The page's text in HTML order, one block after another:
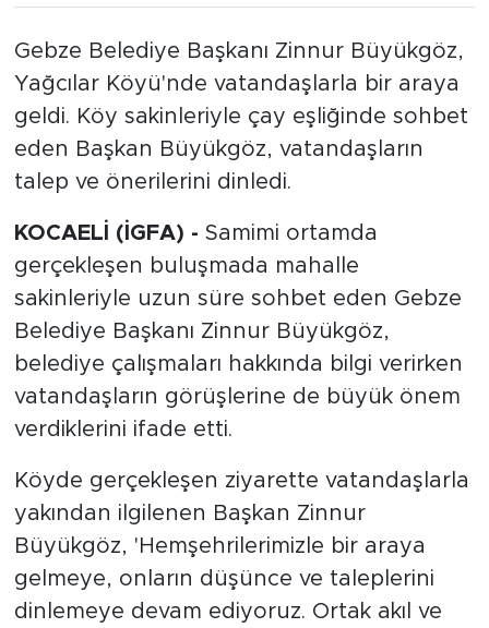
Gebze Belediye Başkanı Zinnur Büyükgöz,
Yağcılar Köyü'nde vatandaşlarla bir araya
geldi. Köy sakinleriyle çay eşliğinde sohbet
eden Başkan Büyükgöz, vatandaşların
talep ve önerilerini dinledi.
KOCAELİ (İGFA) - Samimi ortamda
gerçekleşen buluşmada mahalle
sakinleriyle uzun süre sohbet eden Gebze
Belediye Başkanı Zinnur Büyükgöz,
belediye çalışmaları hakkında bilgi verirken
vatandaşların görüşlerine de büyük önem
verdiklerini ifade etti.
Köyde gerçekleşen ziyarette vatandaşlarla
yakından ilgilenen Başkan Zinnur
Büyükgöz, 'Hemşehrilerimizle bir araya
gelmeye, onların düşünce ve taleplerini
dinlemeye devam ediyoruz. Ortak akıl ve